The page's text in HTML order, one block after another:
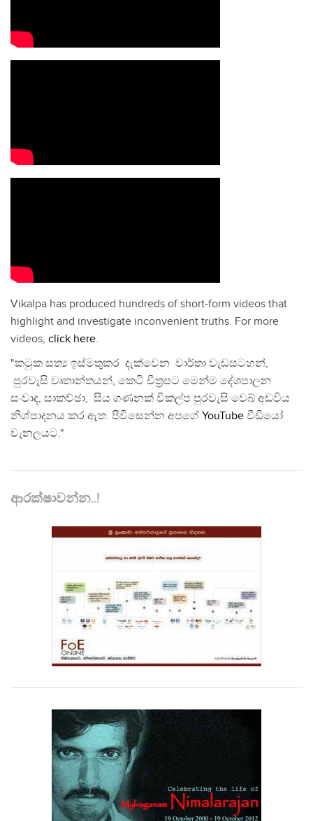
Vikalpa has produced hundreds of short-form videos that
highlight and investigate inconvenient truths. For more
videos, click here.
"කටුක සත්‍ය ඉස්මතුකර දැක්වෙන වාර්තා වැඩසටහන්,
පුරවැසි වෘතාන්තයන්, කෙටි චිත්‍රපට මෙන්ම දේශපාලන
සංවාද, සාකච්ඡා, සිය ගණනක් විකල්ප පුරවැසි වෙබ් අඩවිය
නිශ්පාදනය කර ඇත. පිවිසෙන්න අපගේ YouTube වීඩියෝ
චැනලයට."
ආරක්ෂාවන්න..!